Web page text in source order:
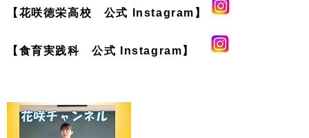
【花咲徳栄高校 公式 Instagram】
【食育実践科 公式 Instagram】